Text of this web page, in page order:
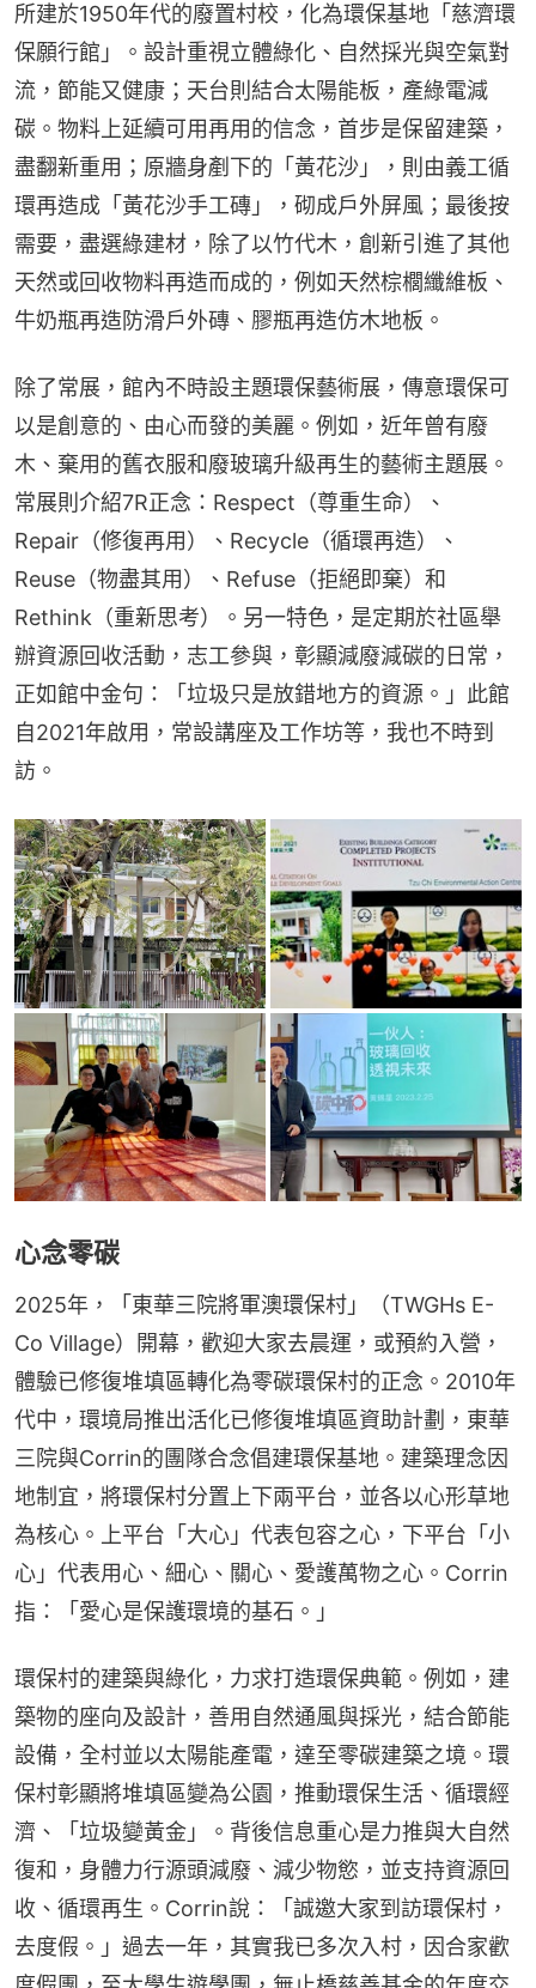
所建於1950年代的廢置村校，化為環保基地「慈濟環
保願行館」。設計重視立體綠化、自然採光與空氣對
流，節能又健康；天台則結合太陽能板，產綠電減
碳。物料上延續可用再用的信念，首步是保留建築，
盡翻新重用；原牆身剷下的「黃花沙」，則由義工循
環再造成「黃花沙手工磚」，砌成戶外屏風；最後按
需要，盡選綠建材，除了以竹代木，創新引進了其他
天然或回收物料再造而成的，例如天然棕櫚纖維板、
牛奶瓶再造防滑戶外磚、膠瓶再造仿木地板。
除了常展，館內不時設主題環保藝術展，傳意環保可
以是創意的、由心而發的美麗。例如，近年曾有廢
木、棄用的舊衣服和廢玻璃升級再生的藝術主題展。
常展則介紹7R正念：Respect（尊重生命）、
Repair（修復再用）、Recycle（循環再造）、
Reuse（物盡其用）、Refuse（拒絕即棄）和
Rethink（重新思考）。另一特色，是定期於社區舉
辦資源回收活動，志工參與，彰顯減廢減碳的日常，
正如館中金句：「垃圾只是放錯地方的資源。」此館
自2021年啟用，常設講座及工作坊等，我也不時到
訪。
心念零碳
2025年，「東華三院將軍澳環保村」（TWGHs E-
Co Village）開幕，歡迎大家去晨運，或預約入營，
體驗已修復堆填區轉化為零碳環保村的正念。2010年
代中，環境局推出活化已修復堆填區資助計劃，東華
三院與Corrin的團隊合念倡建環保基地。建築理念因
地制宜，將環保村分置上下兩平台，並各以心形草地
為核心。上平台「大心」代表包容之心，下平台「小
心」代表用心、細心、關心、愛護萬物之心。Corrin
指：「愛心是保護環境的基石。」
環保村的建築與綠化，力求打造環保典範。例如，建
築物的座向及設計，善用自然通風與採光，結合節能
設備，全村並以太陽能產電，達至零碳建築之境。環
保村彰顯將堆填區變為公園，推動環保生活、循環經
濟、「垃圾變黃金」。背後信息重心是力推與大自然
復和，身體力行源頭減廢、減少物慾，並支持資源回
收、循環再生。Corrin說：「誠邀大家到訪環保村，
去度假。」過去一年，其實我已多次入村，因合家歡